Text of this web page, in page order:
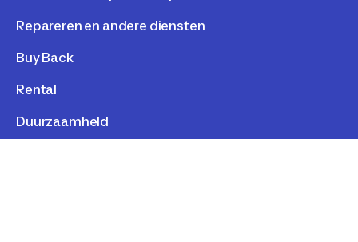
Repareren en andere diensten
Buy Back
Rental
Duurzaamheld